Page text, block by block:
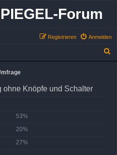
Forum
Anmelden
Registrieren
u
ohne Knöpfe und Schalter
53%
20%
27%